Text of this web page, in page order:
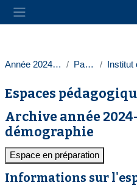
Passer au contenu principal
Panneau latéral
Année 2024-2025 Paris 1
Espaces
Archive année
démographie
Espace en préparation
Informations sur